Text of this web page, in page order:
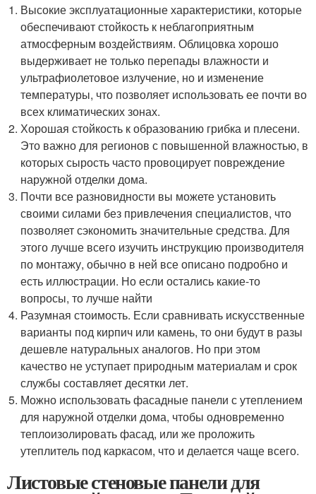
Высокие эксплуатационные характеристики, которые
обеспечивают стойкость к неблагоприятным
атмосферным воздействиям. Облицовка хорошо
выдерживает не только перепады влажности и
ультрафиолетовое излучение, но и изменение
температуры, что позволяет использовать ее почти во
всех климатических зонах.
Хорошая стойкость к образованию грибка и плесени.
Это важно для регионов с повышенной влажностью, в
которых сырость часто провоцирует повреждение
наружной отделки дома.
Почти все разновидности вы можете установить
своими силами без привлечения специалистов, что
позволяет сэкономить значительные средства. Для
этого лучше всего изучить инструкцию производителя
по монтажу, обычно в ней все описано подробно и
есть иллюстрации. Но если остались какие-то
вопросы, то лучше найти
Разумная стоимость. Если сравнивать искусственные
варианты под кирпич или камень, то они будут в разы
дешевле натуральных аналогов. Но при этом
качество не уступает природным материалам и срок
службы составляет десятки лет.
Можно использовать фасадные панели с утеплением
для наружной отделки дома, чтобы одновременно
теплоизолировать фасад, или же проложить
утеплитель под каркасом, что и делается чаще всего.
Листовые стеновые панели для